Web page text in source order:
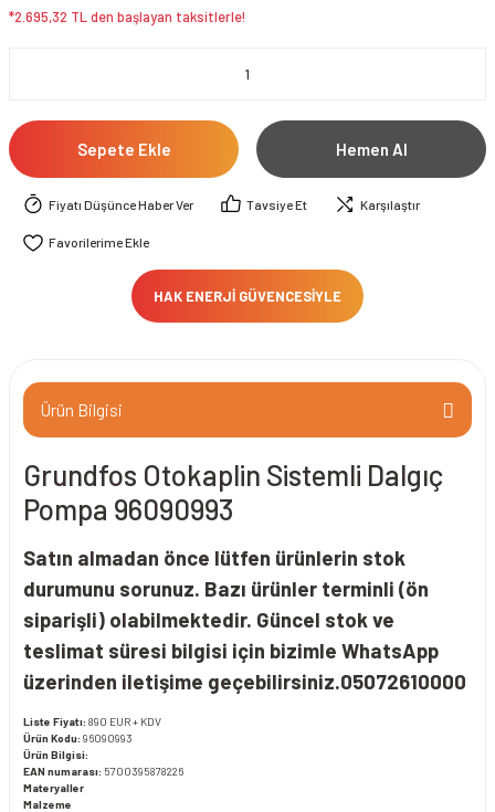
*2.695,32 TL den başlayan taksitlerle!
Sepete Ekle Hemen Al
Fiyatı Düşünce Haber Ver Tavsiye Et Karşılaştır
HAK ENERJİ GÜVENCESİYLE
Ürün Bilgisi
Grundfos Otokaplin Sistemli Dalgıç
Pompa 96090993
Satın almadan önce lütfen ürünlerin stok
durumunu sorunuz. Bazı ürünler terminli (ön
siparişli) olabilmektedir. Güncel stok ve
teslimat süresi bilgisi için bizimle WhatsApp
üzerinden iletişime geçebilirsiniz.05072610000
Liste Fiyatı: 890 EUR + KDV
Ürün Kodu: 96090993
Ürün Bilgisi:
EAN numarası: 5700395878226
Materyaller
Malzeme